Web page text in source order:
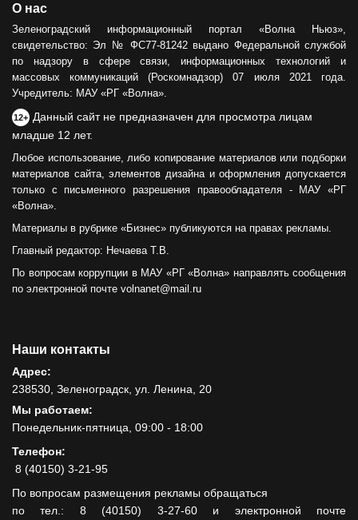
О нас
Зеленоградский информационный портал «Волна Ньюз»,
свидетельство: Эл № ФС77-81242 выдано Федеральной службой
по надзору в сфере связи, информационных технологий и
массовых коммуникаций (Роскомнадзор) 07 июля 2021 года.
Учредитель: МАУ «РГ «Волна».
12+ Данный сайт не предназначен для просмотра лицам
младше 12 лет.
Любое использование, либо копирование материалов или подборки
материалов сайта, элементов дизайна и оформления допускается
только с письменного разрешения правообладателя - МАУ «РГ
«Волна».
Материалы в рубрике «Бизнес» публикуются на правах рекламы.
Главный редактор: Нечаева Т.В.
По вопросам коррупции в МАУ «РГ «Волна» направлять сообщения
по электронной почте volnanet@mail.ru
Наши контакты
Адрес:
238530, Зеленоградск, ул. Ленина, 20
Мы работаем:
Понедельник-пятница, 09:00 - 18:00
Телефон:
8 (40150) 3-21-95
По вопросам размещения рекламы обращаться
по тел.: 8 (40150) 3-27-60 и электронной почте